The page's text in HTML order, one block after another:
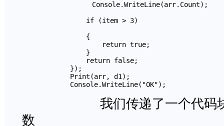
Console.WriteLine(arr.Count);
                if (item > 3)
                {
                    return true;
                }
                return false;
            });
            Print(arr, d1);
            Console.WriteLine("OK");
我们传递了一个代码块给
数